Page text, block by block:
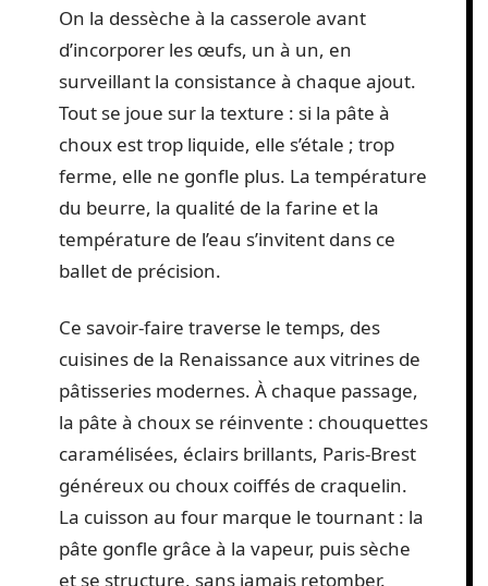
On la dessèche à la casserole avant
d’incorporer les œufs, un à un, en
surveillant la consistance à chaque ajout.
Tout se joue sur la texture : si la pâte à
choux est trop liquide, elle s’étale ; trop
ferme, elle ne gonfle plus. La température
du beurre, la qualité de la farine et la
température de l’eau s’invitent dans ce
ballet de précision.
Ce savoir-faire traverse le temps, des
cuisines de la Renaissance aux vitrines de
pâtisseries modernes. À chaque passage,
la pâte à choux se réinvente : chouquettes
caramélisées, éclairs brillants, Paris-Brest
généreux ou choux coiffés de craquelin.
La cuisson au four marque le tournant : la
pâte gonfle grâce à la vapeur, puis sèche
et se structure, sans jamais retomber.